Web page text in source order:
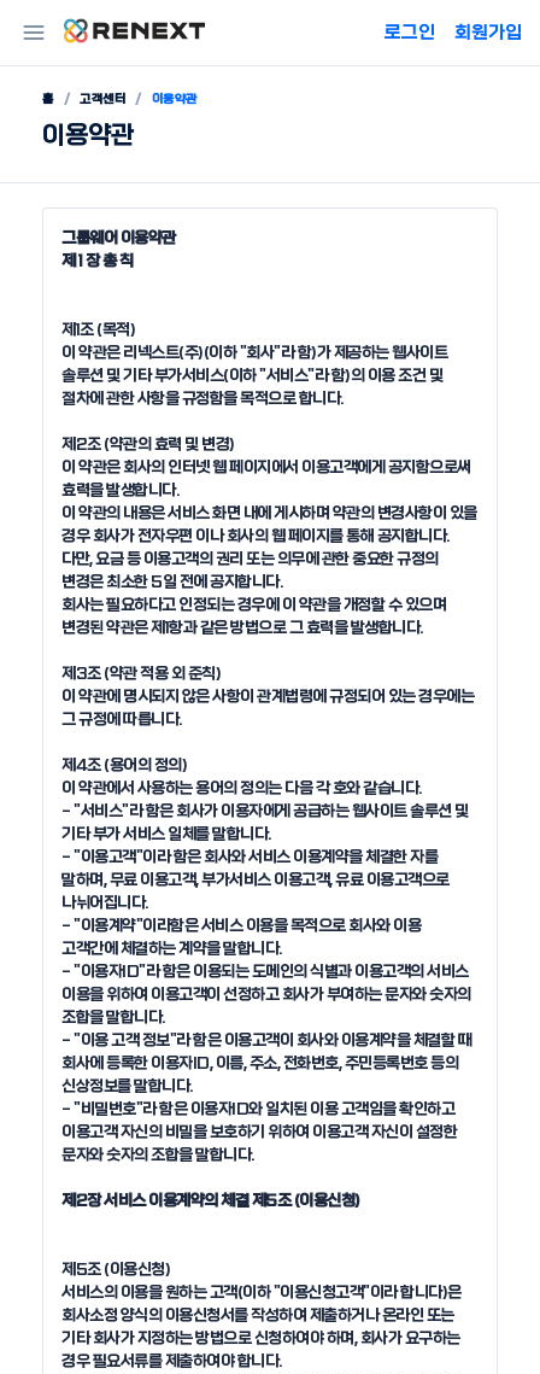
로그인 회원가입
홈 고객센터 이용약관
이용약관
그룹웨어 이용약관
제 1 장 총 칙
제1조 (목적)
이 약관은 리넥스트(주)(이하 "회사"라 함)가 제공하는 웹사이트
솔루션 및 기타 부가서비스(이하 "서비스"라 함)의 이용 조건 및
절차에 관한 사항을 규정함을 목적으로 합니다.
제2조 (약관의 효력 및 변경)
이 약관은 회사의 인터넷 웹 페이지에서 이용고객에게 공지함으로써
효력을 발생합니다.
이 약관의 내용은 서비스 화면 내에 게시하며 약관의 변경사항이 있을
경우 회사가 전자우편 이나 회사의 웹 페이지를 통해 공지합니다.
다만, 요금 등 이용고객의 권리 또는 의무에 관한 중요한 규정의
변경은 최소한 5일 전에 공지합니다.
회사는 필요하다고 인정되는 경우에 이 약관을 개정할 수 있으며
변경된 약관은 제1항과 같은 방법으로 그 효력을 발생합니다.
제3조 (약관 적용 외 준칙)
이 약관에 명시되지 않은 사항이 관계법령에 규정되어 있는 경우에는
그 규정에 따릅니다.
제4조 (용어의 정의)
이 약관에서 사용하는 용어의 정의는 다음 각 호와 같습니다.
- "서비스"라 함은 회사가 이용자에게 공급하는 웹사이트 솔루션 및
기타 부가 서비스 일체를 말합니다.
- "이용고객"이라 함은 회사와 서비스 이용계약을 체결한 자를
말하며, 무료 이용고객, 부가서비스 이용고객, 유료 이용고객으로
나뉘어집니다.
- "이용계약"이라함은 서비스 이용을 목적으로 회사와 이용
고객간에 체결하는 계약을 말합니다.
- "이용자ID"라 함은 이용되는 도메인의 식별과 이용고객의 서비스
이용을 위하여 이용고객이 선정하고 회사가 부여하는 문자와 숫자의
조합을 말합니다.
- "이용 고객 정보"라 함은 이용고객이 회사와 이용계약을 체결할 때
회사에 등록한 이용자ID, 이름, 주소, 전화번호, 주민등록번호 등의
신상정보를 말합니다.
- "비밀번호"라 함은 이용자ID와 일치된 이용 고객임을 확인하고
이용고객 자신의 비밀을 보호하기 위하여 이용고객 자신이 설정한
문자와 숫자의 조합을 말합니다.
제2장 서비스 이용계약의 체결 제5조 (이용신청)
제5조 (이용신청)
서비스의 이용을 원하는 고객(이하 "이용신청고객"이라 합니다)은
회사소정 양식의 이용신청서를 작성하여 제출하거나 온라인 또는
기타 회사가 지정하는 방법으로 신청하여야 하며, 회사가 요구하는
경우 필요서류를 제출하여야 합니다.